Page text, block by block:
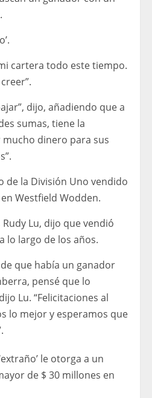
cartera todo este tiempo.
dijo, añadiendo que a
sumas, tiene la
dinero para sus
de la División Uno vendido
Westfield Wodden.
Lu, dijo que vendió
lo largo de los años.
que había un ganador
pensé que lo
Lu. “Felicitaciones al
lo mejor y esperamos que
le otorga a un
de $ 30 millones en